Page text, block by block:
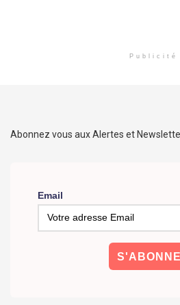
Publicité
Abonnez vous aux Alertes et
Email